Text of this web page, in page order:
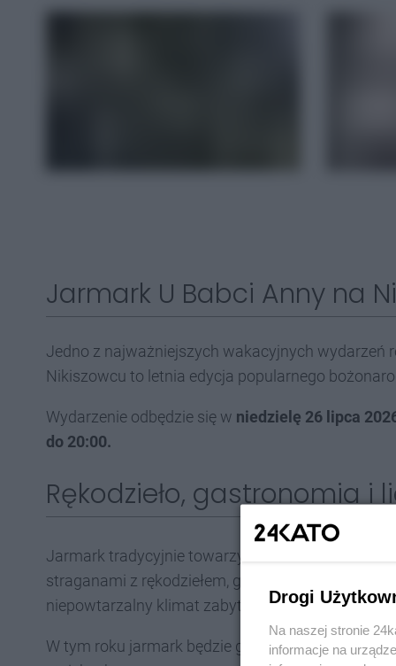
Jarmark U Babci Anny na
Jedno z najważniejszych wakacyjnych wydarzeń
Nikiszowcu to letnia edycja popularnego
Wydarzenie odbędzie się w niedzielę 26 lipca
do 20:00.
Rękodzieło, gastronomia i
Jarmark tradycyjnie towarzyszy odpustowi w
straganami z rękodziełem, gastronomią i
niepowtarzalny klimat zabytkowego Nikiszowca
W tym roku jarmark będzie gościć ponad 180
Drogi
Na naszej stronie
informacje na